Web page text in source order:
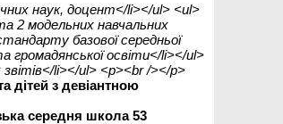
наук, доцент</li></ul> <ul>
2 модельних навчальних
базової середньої
громадянської освіти</li></ul>
li></ul> <p><br /></p>
дітей з девіантною
середня школа 53